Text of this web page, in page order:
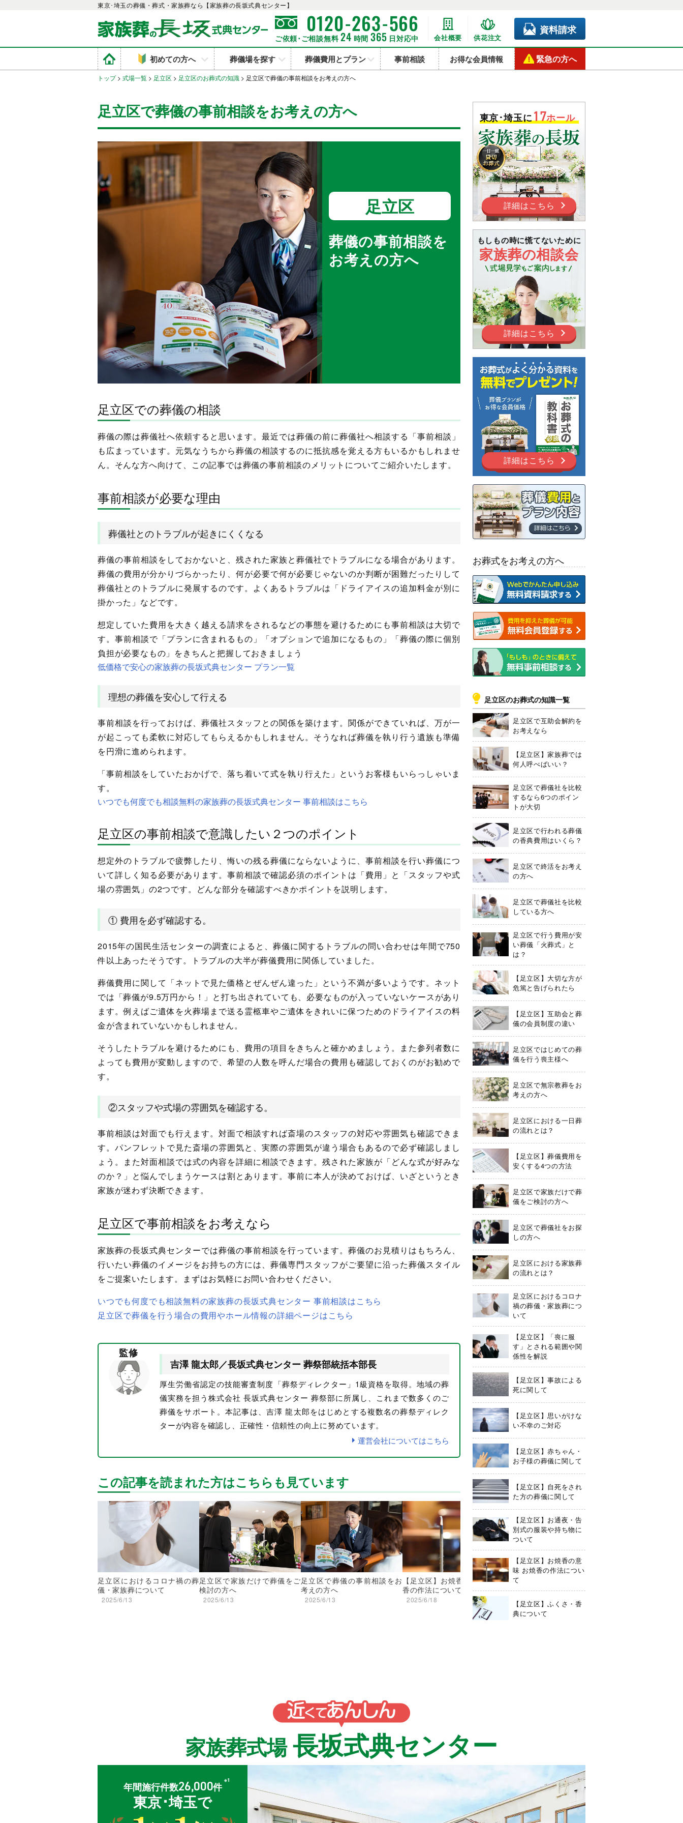
東京･埼玉の葬儀・葬式・家族葬なら【家族葬の長坂式典センター】
0120-263-566
ご依頼･ご相談無料 24 時間 365 日対応中 会社概要 供花注文
資料請求
初めての方へ 葬儀場を探す 葬儀費用とプラン 事前相談 お得な会員情報 緊急の方へ
トップ > 式場一覧 > 足立区 > 足立区のお葬式の知識 > 足立区で葬儀の事前相談をお考えの方へ
足立区で葬儀の事前相談をお考えの方へ
足立区
葬儀の事前相談を
お考えの方へ
足立区での葬儀の相談
葬儀の際は葬儀社へ依頼すると思います。最近では葬儀の前に葬儀社へ相談する「事前相談」
も広まっています。元気なうちから葬儀の相談するのに抵抗感を覚える方もいるかもしれませ
ん。そんな方へ向けて、この記事では葬儀の事前相談のメリットについてご紹介いたします。
事前相談が必要な理由
葬儀社とのトラブルが起きにくくなる
葬儀の事前相談をしておかないと、残された家族と葬儀社でトラブルになる場合があります。
葬儀の費用が分かりづらかったり、何が必要で何が必要じゃないのか判断が困難だったりして
葬儀社とのトラブルに発展するのです。よくあるトラブルは「ドライアイスの追加料金が別に
掛かった」などです。
想定していた費用を大きく越える請求をされるなどの事態を避けるためにも事前相談は大切で
す。事前相談で「プランに含まれるもの」「オプションで追加になるもの」「葬儀の際に個別
負担が必要なもの」をきちんと把握しておきましょう
低価格で安心の家族葬の長坂式典センター プラン一覧
理想の葬儀を安心して行える
事前相談を行っておけば、葬儀社スタッフとの関係を築けます。関係ができていれば、万が一
が起こっても柔軟に対応してもらえるかもしれません。そうなれば葬儀を執り行う遺族も準備
を円滑に進められます。
「事前相談をしていたおかげで、落ち着いて式を執り行えた」というお客様もいらっしゃいま
す。
いつでも何度でも相談無料の家族葬の長坂式典センター 事前相談はこちら
足立区の事前相談で意識したい２つのポイント
想定外のトラブルで疲弊したり、悔いの残る葬儀にならないように、事前相談を行い葬儀につ
いて詳しく知る必要があります。事前相談で確認必須のポイントは「費用」と「スタッフや式
場の雰囲気」の2つです。どんな部分を確認すべきかポイントを説明します。
① 費用を必ず確認する。
2015年の国民生活センターの調査によると、葬儀に関するトラブルの問い合わせは年間で750
件以上あったそうです。トラブルの大半が葬儀費用に関係していました。
葬儀費用に関して「ネットで見た価格とぜんぜん違った」という不満が多いようです。ネット
では「葬儀が9.5万円から！」と打ち出されていても、必要なものが入っていないケースがあり
ます。例えばご遺体を火葬場まで送る霊柩車やご遺体をきれいに保つためのドライアイスの料
金が含まれていないかもしれません。
そうしたトラブルを避けるためにも、費用の項目をきちんと確かめましょう。また参列者数に
よっても費用が変動しますので、希望の人数を呼んだ場合の費用も確認しておくのがお勧めで
す。
②スタッフや式場の雰囲気を確認する。
事前相談は対面でも行えます。対面で相談すれば斎場のスタッフの対応や雰囲気も確認できま
す。パンフレットで見た斎場の雰囲気と、実際の雰囲気が違う場合もあるので必ず確認しまし
ょう。また対面相談では式の内容を詳細に相談できます。残された家族が「どんな式が好みな
のか？」と悩んでしまうケースは割とあります。事前に本人が決めておけば、いざというとき
家族が迷わず決断できます。
足立区で事前相談をお考えなら
家族葬の長坂式典センターでは葬儀の事前相談を行っています。葬儀のお見積りはもちろん、
行いたい葬儀のイメージをお持ちの方には、葬儀専門スタッフがご要望に沿った葬儀スタイル
をご提案いたします。まずはお気軽にお問い合わせください。
いつでも何度でも相談無料の家族葬の長坂式典センター 事前相談はこちら
足立区で葬儀を行う場合の費用やホール情報の詳細ページはこちら
監修
吉澤 龍太郎／長坂式典センター 葬祭部統括本部長
厚生労働省認定の技能審査制度「葬祭ディレクター」1級資格を取得。地域の葬
儀実務を担う株式会社 長坂式典センター 葬祭部に所属し、これまで数多くのご
葬儀をサポート。本記事は、吉澤 龍太郎をはじめとする複数名の葬祭ディレク
ターが内容を確認し、正確性・信頼性の向上に努めています。
運営会社についてはこちら
この記事を読まれた方はこちらも見ています
足立区におけるコロナ禍の葬
儀・家族葬について
2025/6/13
足立区で家族だけで葬儀をご
検討の方へ
2025/6/13
足立区で葬儀の事前相談をお
考えの方へ
2025/6/13
【足立区】お焼香の意味 お焼
香の作法について
2025/6/18
足立区で終活をお考えの方へ
2025/6/13
東京･埼玉に17ホール
詳細はこちら
もしもの時に慌てないために
家族葬の相談会
詳細はこちら
詳細はこちら
お葬式をお考えの方へ
足立区のお葬式の知識一覧
足立区で互助会解約を
お考えなら
【足立区】家族葬では
何人呼べばいい？
足立区で葬儀社を比較
するなら6つのポイン
トが大切
足立区で行われる葬儀
の香典費用はいくら？
足立区で終活をお考え
の方へ
足立区で葬儀社を比較
している方へ
足立区で行う費用が安
い葬儀「火葬式」と
は？
【足立区】大切な方が
危篤と告げられたら
【足立区】互助会と葬
儀の会員制度の違い
足立区ではじめての葬
儀を行う喪主様へ
足立区で無宗教葬をお
考えの方へ
足立区における一日葬
の流れとは？
【足立区】葬儀費用を
安くする4つの方法
足立区で家族だけで葬
儀をご検討の方へ
足立区で葬儀社をお探
しの方へ
足立区における家族葬
の流れとは？
足立区におけるコロナ
禍の葬儀・家族葬につ
いて
【足立区】「喪に服
す」とされる範囲や関
係性を解説
【足立区】事故による
死に関して
【足立区】思いがけな
い不幸のご対応
【足立区】赤ちゃん・
お子様の葬儀に関して
【足立区】自死をされ
た方の葬儀に関して
【足立区】お通夜・告
別式の服装や持ち物に
ついて
【足立区】お焼香の意
味 お焼香の作法につい
て
【足立区】ふくさ・香
典について
家族葬式場長坂式典センター
年間施行件数26,000件
東京･埼玉で